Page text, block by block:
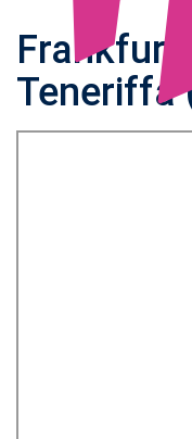
Teneriffa